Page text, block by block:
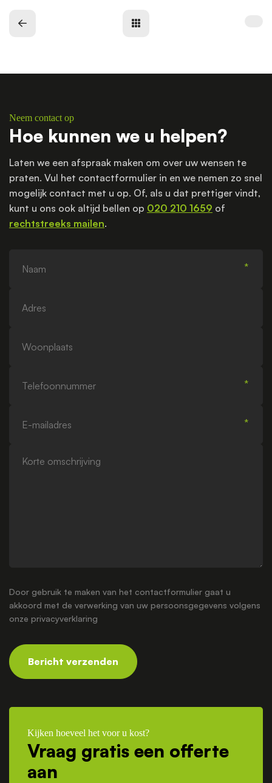
Neem contact op
Hoe kunnen we u helpen?
Laten we een afspraak maken om over uw wensen te
praten. Vul het contactformulier in en we nemen zo snel
mogelijk contact met u op. Of, als u dat prettiger vindt,
kunt u ons ook altijd bellen op 020 210 1659 of
rechtstreeks mailen.
mailadres
omschrijving
Door gebruik te maken van het contactformulier gaat u
akkoord met de verwerking van uw persoonsgegevens volgens
onze privacyverklaring
Bericht verzenden
Kijken hoeveel het voor u kost?
Vraag gratis een offerte
aan